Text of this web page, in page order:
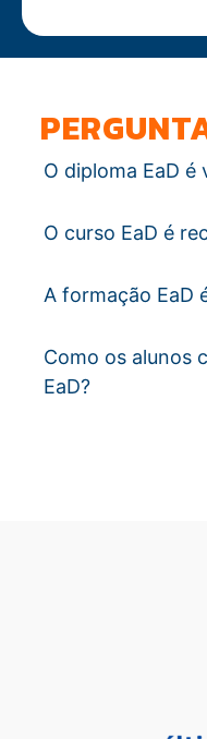
O diploma EaD é
O curso EaD é
A formação EaD
Como os alunos
EaD?